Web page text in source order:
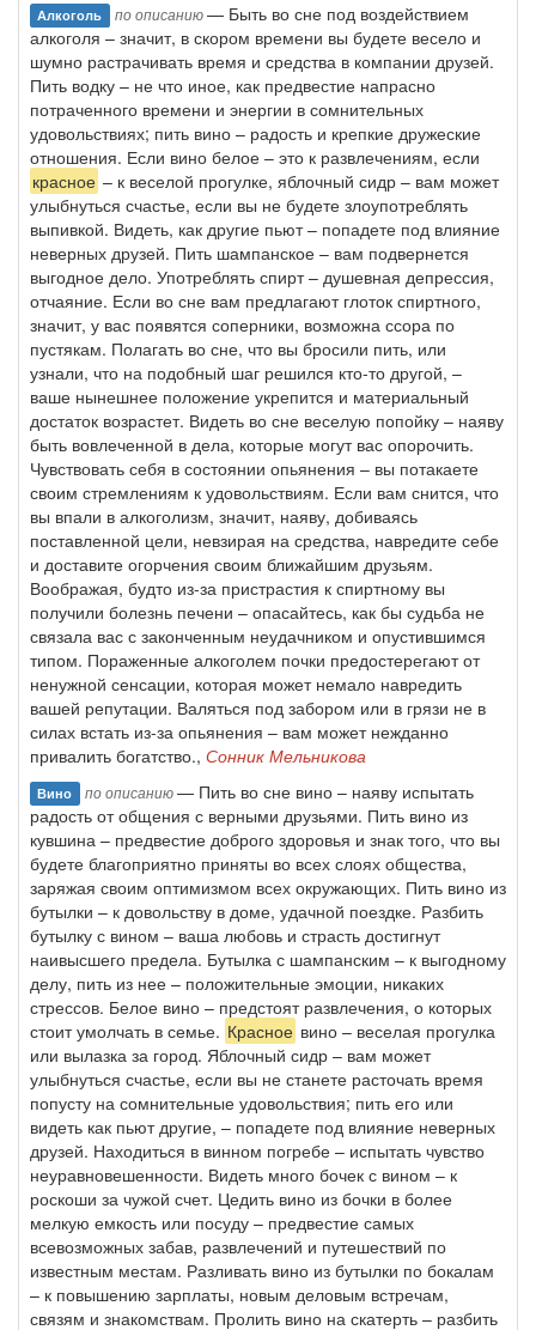
Алкоголь по описанию— Быть во сне под воздействием
алкоголя – значит, в скором времени вы будете весело и
шумно растрачивать время и средства в компании друзей.
Пить водку – не что иное, как предвестие напрасно
потраченного времени и энергии в сомнительных
удовольствиях; пить вино – радость и крепкие дружеские
отношения. Если вино белое – это к развлечениям, если
красное – к веселой прогулке, яблочный сидр – вам может
улыбнуться счастье, если вы не будете злоупотреблять
выпивкой. Видеть, как другие пьют – попадете под влияние
неверных друзей. Пить шампанское – вам подвернется
выгодное дело. Употреблять спирт – душевная депрессия,
отчаяние. Если во сне вам предлагают глоток спиртного,
значит, у вас появятся соперники, возможна ссора по
пустякам. Полагать во сне, что вы бросили пить, или
узнали, что на подобный шаг решился кто-то другой, –
ваше нынешнее положение укрепится и материальный
достаток возрастет. Видеть во сне веселую попойку – наяву
быть вовлеченной в дела, которые могут вас опорочить.
Чувствовать себя в состоянии опьянения – вы потакаете
своим стремлениям к удовольствиям. Если вам снится, что
вы впали в алкоголизм, значит, наяву, добиваясь
поставленной цели, невзирая на средства, навредите себе
и доставите огорчения своим ближайшим друзьям.
Воображая, будто из-за пристрастия к спиртному вы
получили болезнь печени – опасайтесь, как бы судьба не
связала вас с законченным неудачником и опустившимся
типом. Пораженные алкоголем почки предостерегают от
ненужной сенсации, которая может немало навредить
вашей репутации. Валяться под забором или в грязи не в
силах встать из-за опьянения – вам может нежданно
привалить богатство., Сонник Мельникова
Вино по описанию— Пить во сне вино – наяву испытать
радость от общения с верными друзьями. Пить вино из
кувшина – предвестие доброго здоровья и знак того, что вы
будете благоприятно приняты во всех слоях общества,
заряжая своим оптимизмом всех окружающих. Пить вино из
бутылки – к довольству в доме, удачной поездке. Разбить
бутылку с вином – ваша любовь и страсть достигнут
наивысшего предела. Бутылка с шампанским – к выгодному
делу, пить из нее – положительные эмоции, никаких
стрессов. Белое вино – предстоят развлечения, о которых
стоит умолчать в семье. Красное вино – веселая прогулка
или вылазка за город. Яблочный сидр – вам может
улыбнуться счастье, если вы не станете расточать время
попусту на сомнительные удовольствия; пить его или
видеть как пьют другие, – попадете под влияние неверных
друзей. Находиться в винном погребе – испытать чувство
неуравновешенности. Видеть много бочек с вином – к
роскоши за чужой счет. Цедить вино из бочки в более
мелкую емкость или посуду – предвестие самых
всевозможных забав, развлечений и путешествий по
известным местам. Разливать вино из бутылки по бокалам
– к повышению зарплаты, новым деловым встречам,
связям и знакомствам. Пролить вино на скатерть – разбить